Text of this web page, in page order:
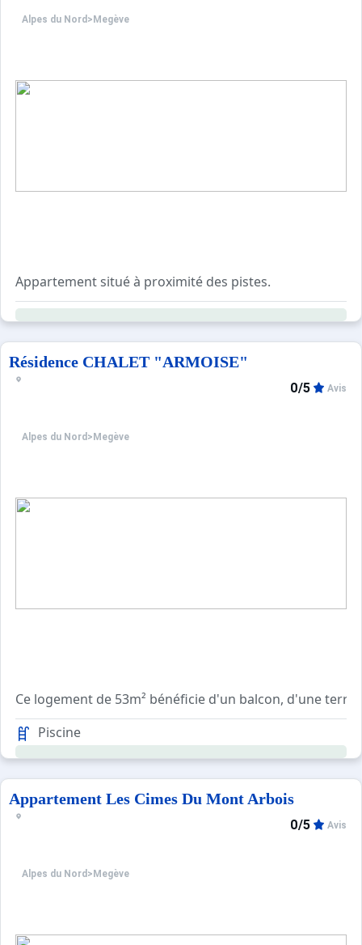
Alpes du Nord > Megève
Appartement situé à proximité des pistes.
Ce logement de 43m² bénéficie d'un balcon, d'une
Résidence CHALET "ARMOISE"
Alpes du Nord > Megève
0/5 Avis
Ce logement de 53m² bénéficie d'un balcon, d'une
Piscine
Appartement Les Cimes Du Mont Arbois
Alpes du Nord > Megève
0/5 Avis